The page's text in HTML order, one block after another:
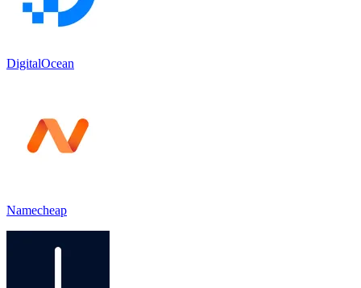
DigitalOcean
Namecheap